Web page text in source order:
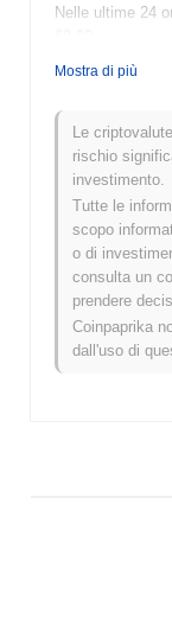
Nelle ultime 24
Qual è lo
Massimo
Minimo Storico
Painus Club è
ATH .
Come si
mercato
Negli ultimi 7
superando il
Mostra di più
Le
rischio
investimento.
Tutte le
scopo
o di
consulta un
prendere
Coinpaprika
dall'uso di